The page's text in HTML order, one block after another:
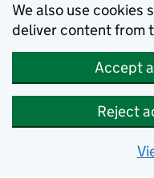
We also use cookies
deliver content from
Accept
Reject